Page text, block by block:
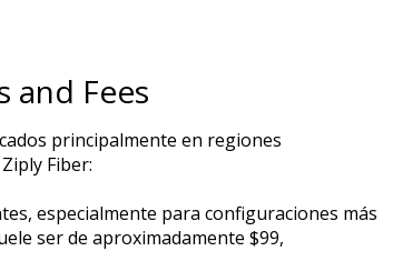
and Fees
principalmente en regiones
Fiber:
especialmente para configuraciones más
ser de aproximadamente $99,